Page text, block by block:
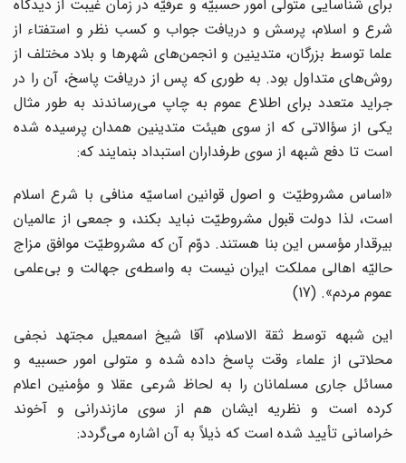
برای شناسایی متولی امور حسبیّه و عرفیّه در زمان غیبت از دیدگاه
شرع و اسلام، پرسش و دریافت جواب و کسب نظر و استفتاء از
علما توسط بزرگان، متدینین و انجمن‌های شهرها و بلاد مختلف از
روش‌های متداول بود. به طوری که پس از دریافت پاسخ، آن را در
جراید متعدد برای اطلاع عموم به چاپ می‌رساندند به طور مثال
یکی از سؤالاتی که از سوی هیئت متدینین همدان پرسیده شده
است تا دفع شبهه از سوی طرفداران استبداد بنمایند که:
«اساس مشروطیّت و اصول قوانین اساسیّه منافی با شرع اسلام
است، لذا دولت قبول مشروطیّت نباید بکند، و جمعی از عالمیان
بیرقدار مؤسس این بنا هستند. دوّم آن که مشروطیّت موافق مزاج
حالیّه اهالی مملکت ایران نیست به واسطه‌ی جهالت و بی‌علمی
عموم مردم». (17)
این شبهه توسط ثقة الاسلام، آقا شیخ اسمعیل مجتهد نجفی
محلاتی از علماء وقت پاسخ داده شده و متولی امور حسبیه و
مسائل جاری مسلمانان را به لحاظ شرعی عقلا و مؤمنین اعلام
کرده است و نظریه ایشان هم از سوی مازندرانی و آخوند
خراسانی تأیید شده است که ذیلاً به آن اشاره می‌گردد: